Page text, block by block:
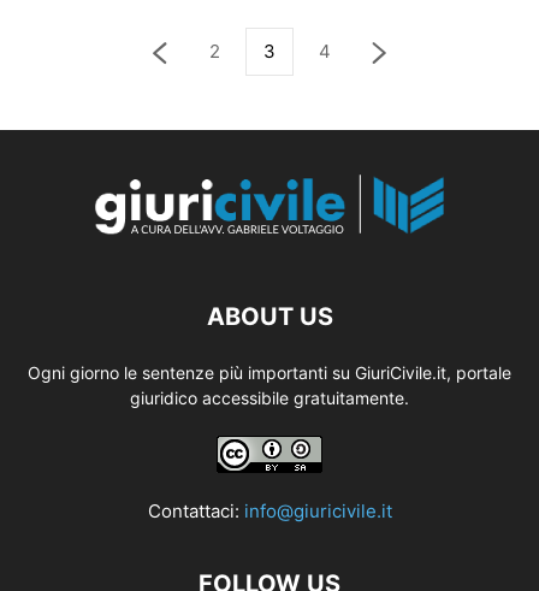
2 3 4
ABOUT US
Ogni giorno le sentenze più importanti su GiuriCivile.it, portale
giuridico accessibile gratuitamente.
Contattaci: info@giuricivile.it
FOLLOW US